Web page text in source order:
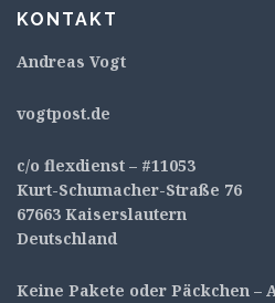
KONTAKT
Andreas Vogt
vogtpost.de
c/o flexdienst – #11053
Kurt-Schumacher-Straße 76
67663 Kaiserslautern
Deutschland
Keine Pakete oder Päckchen –